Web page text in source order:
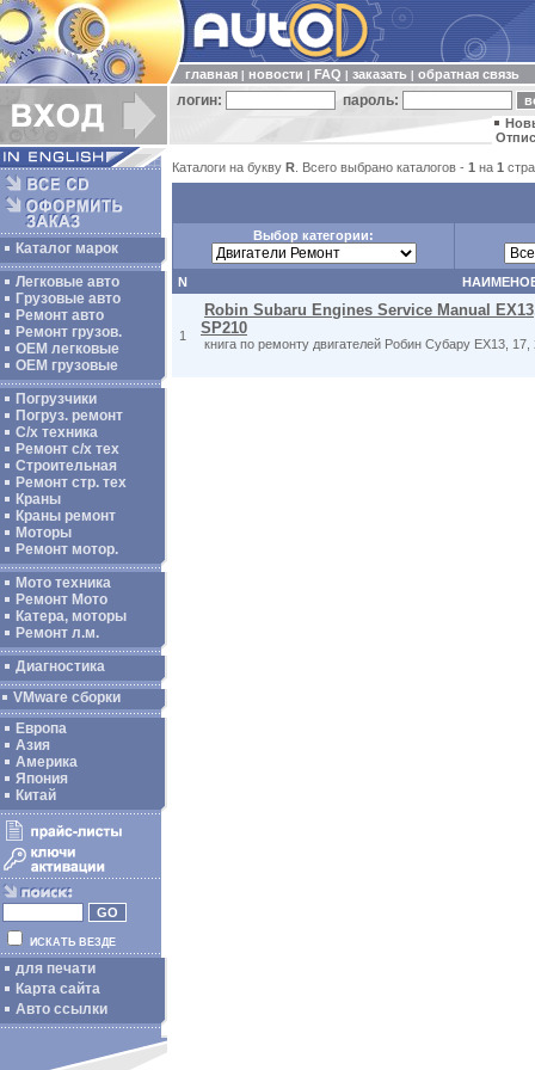
главная новости FAQ заказать обратная связь
логин: пароль:
Каталог марок
Легковые авто
Грузовые авто
Ремонт авто
Ремонт грузов.
ОЕМ легковые
OEM грузовые
Погрузчики
Погруз. ремонт
С/х техника
Ремонт с/х тех
Строительная
Ремонт стр. тех
Краны
Краны ремонт
Моторы
Ремонт мотор.
Мото техника
Ремонт Мото
Катера, моторы
Ремонт л.м.
Диагностика
VMware сборки
Европа
Азия
Америка
Япония
Китай
ИСКАТЬ ВЕЗДЕ
для печати
Карта сайта
Авто ссылки
Каталоги на букву R . Всего выбрано каталогов - 1 на 1
Выбор категории:
N
1
Robin Subaru Engines Service Manual
SP210
книга по ремонту двигателей Робин Субару EX13,